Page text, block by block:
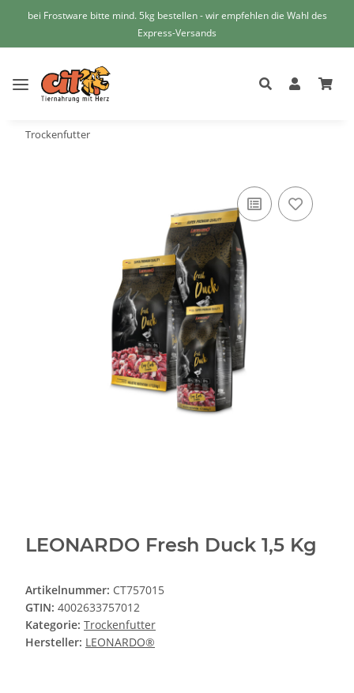
bei Frostware bitte mind. 5kg bestellen - wir empfehlen die Wahl des
Express-Versands
Trockenfutter
LEONARDO Fresh Duck 1,5 Kg
Artikelnummer: CT757015
GTIN: 4002633757012
Kategorie: Trockenfutter
Hersteller: LEONARDO®